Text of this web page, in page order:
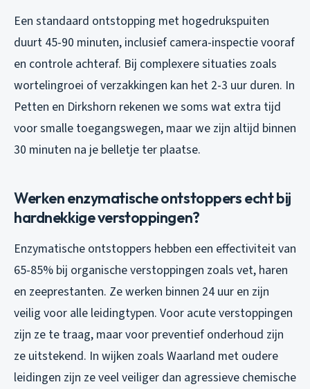
Een standaard ontstopping met hogedrukspuiten
duurt 45-90 minuten, inclusief camera-inspectie vooraf
en controle achteraf. Bij complexere situaties zoals
wortelingroei of verzakkingen kan het 2-3 uur duren. In
Petten en Dirkshorn rekenen we soms wat extra tijd
voor smalle toegangswegen, maar we zijn altijd binnen
30 minuten na je belletje ter plaatse.
Werken enzymatische ontstoppers echt bij
hardnekkige verstoppingen?
Enzymatische ontstoppers hebben een effectiviteit van
65-85% bij organische verstoppingen zoals vet, haren
en zeeprestanten. Ze werken binnen 24 uur en zijn
veilig voor alle leidingtypen. Voor acute verstoppingen
zijn ze te traag, maar voor preventief onderhoud zijn
ze uitstekend. In wijken zoals Waarland met oudere
leidingen zijn ze veel veiliger dan agressieve chemische